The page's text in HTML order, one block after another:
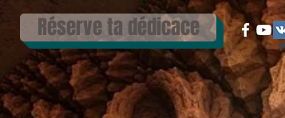
Réserve ta dédicace